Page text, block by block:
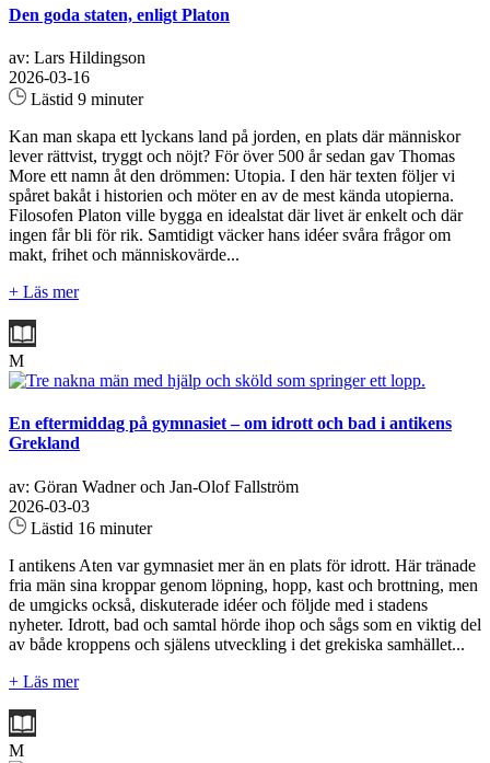
Den goda staten, enligt Platon
av: Lars Hildingson
2026-03-16
Lästid 9 minuter
Kan man skapa ett lyckans land på jorden, en plats där människor
lever rättvist, tryggt och nöjt? För över 500 år sedan gav Thomas
More ett namn åt den drömmen: Utopia. I den här texten följer vi
spåret bakåt i historien och möter en av de mest kända utopierna.
Filosofen Platon ville bygga en idealstat där livet är enkelt och där
ingen får bli för rik. Samtidigt väcker hans idéer svåra frågor om
makt, frihet och människovärde...
+ Läs mer
M
En eftermiddag på gymnasiet – om idrott och bad i antikens
Grekland
av: Göran Wadner och Jan-Olof Fallström
2026-03-03
Lästid 16 minuter
I antikens Aten var gymnasiet mer än en plats för idrott. Här tränade
fria män sina kroppar genom löpning, hopp, kast och brottning, men
de umgicks också, diskuterade idéer och följde med i stadens
nyheter. Idrott, bad och samtal hörde ihop och sågs som en viktig del
av både kroppens och själens utveckling i det grekiska samhället...
+ Läs mer
M